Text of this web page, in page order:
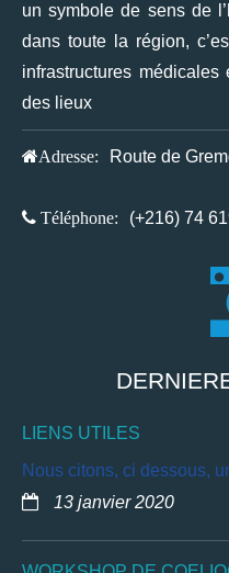
un symbole de sens de
dans toute la région,
infrastructures médicales
des lieux
Adresse: Route de
Téléphone: (+216) 74
LIENS UTILES
Nous citons, ci dessous,
13 janvier 2020